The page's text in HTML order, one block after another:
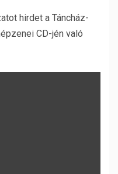
hirdet a Táncház-
CD-jén való